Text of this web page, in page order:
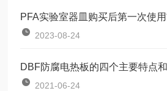
PFA实验室器皿购买后第一次使
2023-08-24
DBF防腐电热板的四个主要特点
2021-06-24